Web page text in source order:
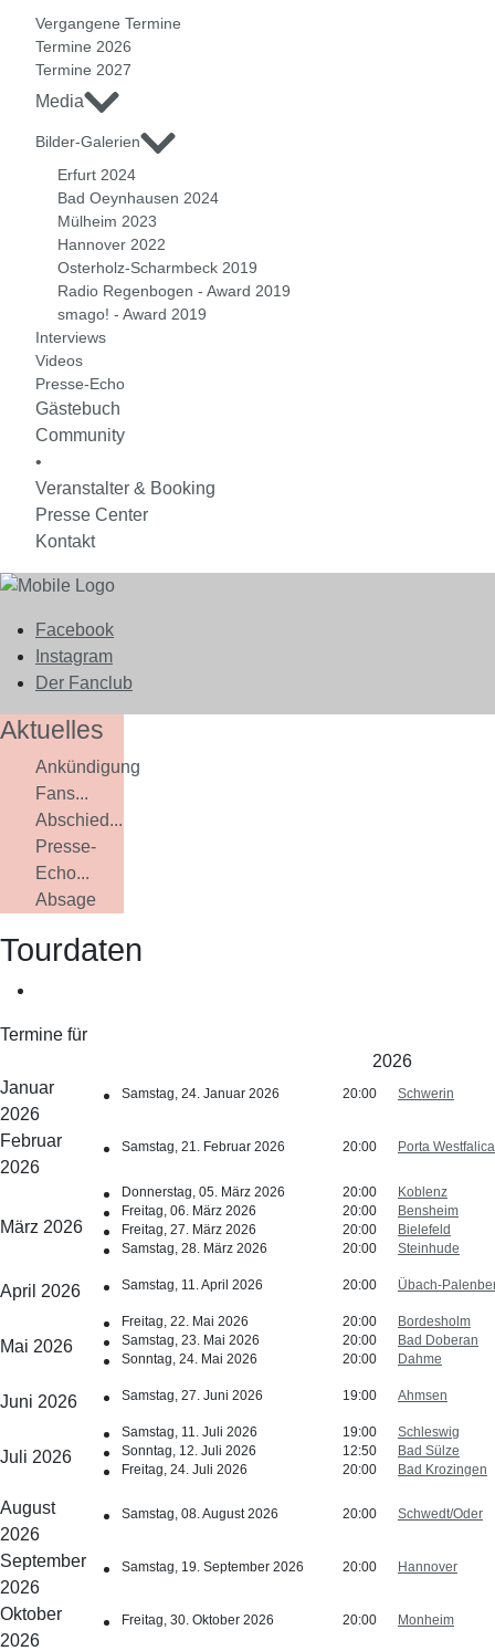
Vergangene Termine
Termine 2026
Termine 2027
Media
Bilder-Galerien
Erfurt 2024
Bad Oeynhausen 2024
Mülheim 2023
Hannover 2022
Osterholz-Scharmbeck 2019
Radio Regenbogen - Award 2019
smago! - Award 2019
Interviews
Videos
Presse-Echo
Gästebuch
Community
•
Veranstalter & Booking
Presse Center
Kontakt
Facebook
Instagram
Der Fanclub
Aktuelles
Ankündigung
Fans...
Abschied...
Presse-
Echo...
Absage
Tourdaten
Termine für
2026
Januar
2026
Samstag, 24. Januar 2026 20:00 Schwerin
Februar
2026
Samstag, 21. Februar 2026 20:00 Porta Westfalica
März 2026
Donnerstag, 05. März 2026 20:00
Koblenz
Freitag, 06. März 2026
20:00
Bensheim
Freitag, 27. März 2026
20:00
Bielefeld
Samstag, 28. März 2026
20:00 Steinhude
April 2026 Samstag, 11. April 2026 20:00 Übach-
Mai 2026
Freitag, 22. Mai 2026 20:00
Bordesholm
Samstag, 23. Mai 2026
20:00
Bad Doberan
Sonntag, 24. Mai 2026
20:00 Dahme
Juni 2026 Samstag, 27. Juni 2026 19:00 Ahmsen
Juli 2026
Samstag, 11. Juli 2026 19:00
Schleswig
Sonntag, 12. Juli 2026
12:50
Bad Sülze
Freitag, 24. Juli 2026
20:00 Bad Krozingen
August
2026
Samstag, 08. August 2026 20:00 Schwedt/Oder
September
2026
Samstag, 19. September 2026 20:00 Hannover
Oktober
2026
Freitag, 30. Oktober 2026 20:00 Monheim